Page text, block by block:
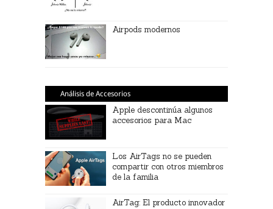
Airpods modernos
Análisis de Accesorios
Apple descontinúa algunos
accesorios para Mac
Los AirTags no se pueden
compartir con otros miembros
de la familia
AirTag: El producto innovador